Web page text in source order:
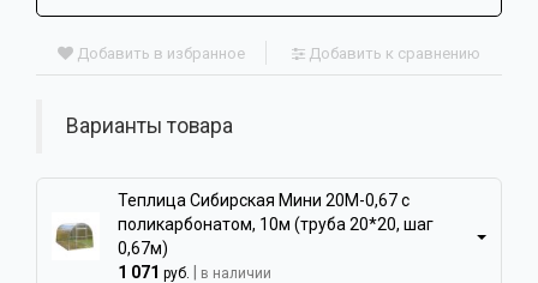
Добавить в избранное Добавить к сравнению
Варианты товара
Теплица Сибирская Мини 20М-0,67 с
поликарбонатом, 10м (труба 20*20, шаг
0,67м)
1 071 руб. в наличии